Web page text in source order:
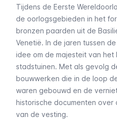
Tijdens de Eerste
de oorlogsgebieden in het
bronzen paarden uit de
Venetië. In de jaren tussen
idee om de majesteit van
stadstuinen. Met als gevolg
bouwwerken die in de loop
waren gebouwd en de
historische documenten
van de vesting.